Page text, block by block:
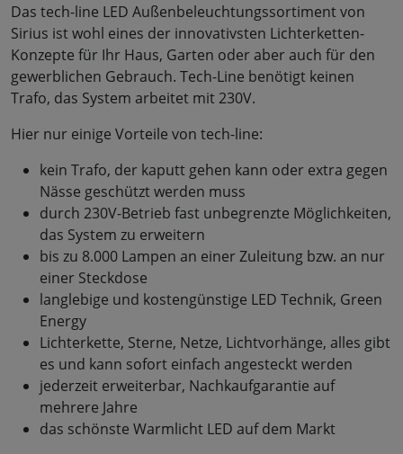
Das tech-line LED Außenbeleuchtungssortiment von
Sirius ist wohl eines der innovativsten Lichterketten-
Konzepte für Ihr Haus, Garten oder aber auch für den
gewerblichen Gebrauch. Tech-Line benötigt keinen
Trafo, das System arbeitet mit 230V.
Hier nur einige Vorteile von tech-line:
kein Trafo, der kaputt gehen kann oder extra gegen
Nässe geschützt werden muss
durch 230V-Betrieb fast unbegrenzte Möglichkeiten,
das System zu erweitern
bis zu 8.000 Lampen an einer Zuleitung bzw. an nur
einer Steckdose
langlebige und kostengünstige LED Technik, Green
Energy
Lichterkette, Sterne, Netze, Lichtvorhänge, alles gibt
es und kann sofort einfach angesteckt werden
jederzeit erweiterbar, Nachkaufgarantie auf
mehrere Jahre
das schönste Warmlicht LED auf dem Markt